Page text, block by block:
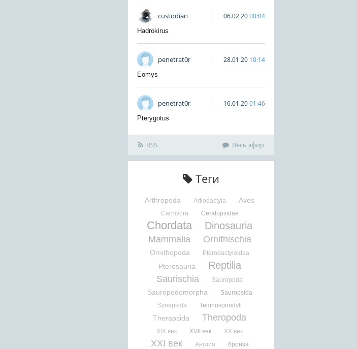
custodian 06.02.2000:04
Hadrokirus
penetrat0r 28.01.20 10:14
Eomys
penetrat0r 16.01.2001:46
Pterygotus
RSS Весь эфир
Теги
Arthropoda Artiodactyla Aves
Carnivora Ceratopsidae
Chordata Dinosauria
Mammalia Ornithischia
Ornithopoda Pterodactyloidea
Pterosauria Reptilia
Saurischia Sauropoda
Sauropodomorpha
Sauropsida
Synapsida
Temnospondyli
Therapsida Theropoda
XIX век XVII век XX век
XXI век Англия
бронза